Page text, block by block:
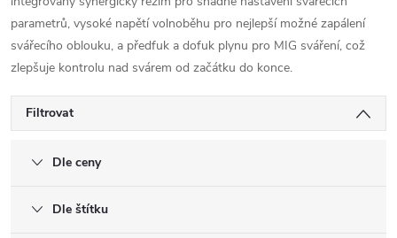
parametrů, vysoké napětí volnoběhu pro nejlepší možné zapálení
svářecího oblouku, a předfuk a dofuk plynu pro MIG sváření, což
zlepšuje kontrolu nad svárem od začátku do konce​​.
Filtrovat
Dle ceny
Dle štítku